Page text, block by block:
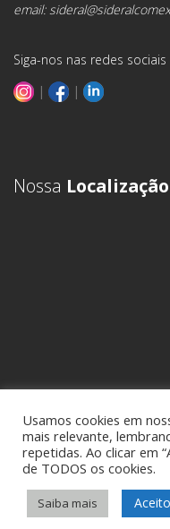
email:
Siga-nos nas redes sociais
|
|
Nossa Localização
Sideral Comex -
reservados -
Usamos cookies em
mais relevante,
repetidas. Ao clicar em
de TODOS os cookies.
Saiba mais Aceito